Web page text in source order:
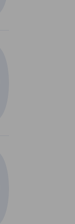
більше
більше